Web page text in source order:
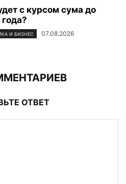
с курсом сума до
И БИЗНЕС 07.08.2026
ОТВЕТ